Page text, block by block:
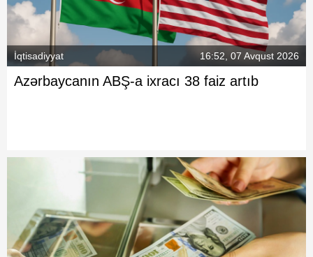
İqtisadiyyat 16:52, 07 Avqust 2026
Azərbaycanın ABŞ-a ixracı 38 faiz artıb